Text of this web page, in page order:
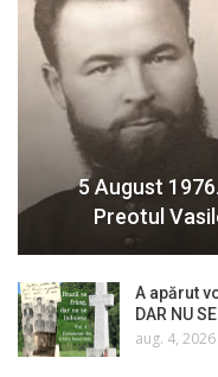
5 August
Preotul
A apărut
DAR NU
aug. 4, 2026